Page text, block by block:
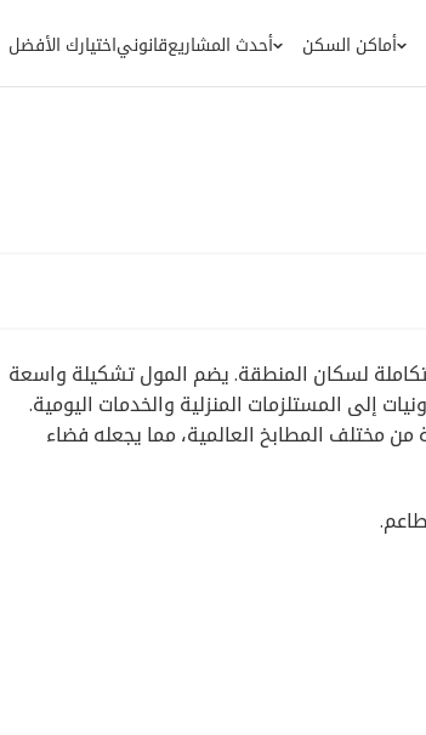
أماكن السكن أحدث المشاريعقانونياختيارك الأفضل
لسكان المنطقة. يضم المول تشكيلة واسعة
إلى المستلزمات المنزلية والخدمات اليومية.
مختلف المطابخ العالمية، مما يجعله فضاء